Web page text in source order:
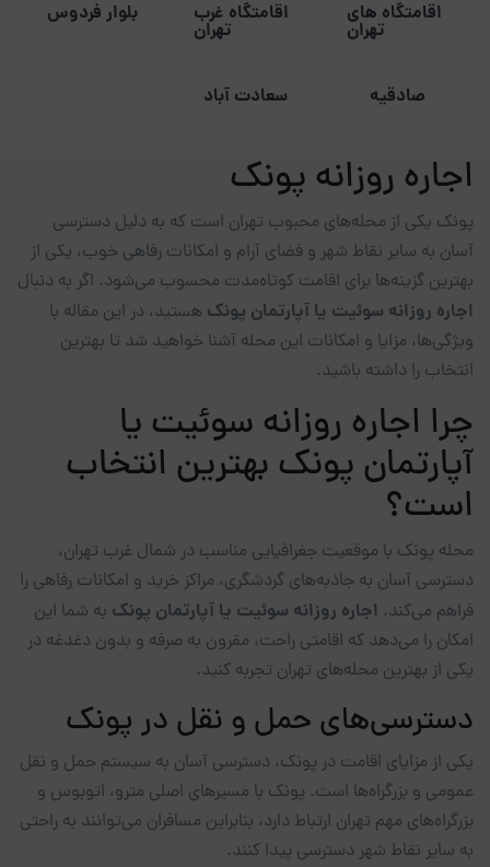
اقامتگاه های
تهران
اقامتگاه غرب
تهران
بلوار فردوس
صادقیه سعادت آباد
اجاره روزانه پونک
پونک یکی از محله‌های محبوب تهران است که به دلیل دسترسی
آسان به سایر نقاط شهر و فضای آرام و امکانات رفاهی خوب، یکی از
بهترین گزینه‌ها برای اقامت کوتاه‌مدت محسوب می‌شود. اگر به دنبال
اجاره روزانه سوئیت یا آپارتمان پونک هستید، در این مقاله با
ویژگی‌ها، مزایا و امکانات این محله آشنا خواهید شد تا بهترین
انتخاب را داشته باشید.
چرا اجاره روزانه سوئیت یا
آپارتمان پونک بهترین انتخاب
است؟
محله پونک با موقعیت جغرافیایی مناسب در شمال غرب تهران،
دسترسی آسان به جاذبه‌های گردشگری، مراکز خرید و امکانات رفاهی را
فراهم می‌کند. اجاره روزانه سوئیت یا آپارتمان پونک به شما این
امکان را می‌دهد که اقامتی راحت، مقرون به صرفه و بدون دغدغه در
یکی از بهترین محله‌های تهران تجربه کنید.
دسترسی‌های حمل و نقل در پونک
یکی از مزایای اقامت در پونک، دسترسی آسان به سیستم حمل و نقل
عمومی و بزرگراه‌ها است. پونک با مسیرهای اصلی مترو، اتوبوس و
بزرگراه‌های مهم تهران ارتباط دارد، بنابراین مسافران می‌توانند به راحتی
به سایر نقاط شهر دسترسی پیدا کنند.